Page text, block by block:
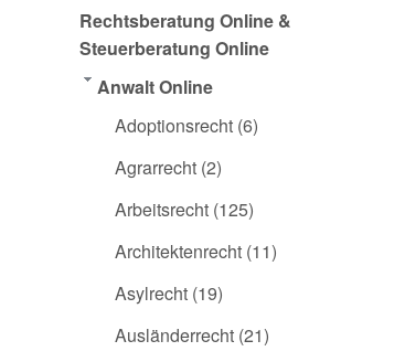
Rechtsberatung Online &
Steuerberatung Online
Anwalt Online
Adoptionsrecht (6)
Agrarrecht (2)
Arbeitsrecht (125)
Architektenrecht (11)
Asylrecht (19)
Ausländerrecht (21)